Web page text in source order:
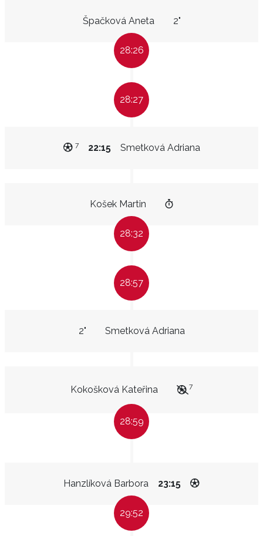
Špačková Aneta 2"
28:26
28:27
Smetková Adriana
22:15
7
Košek Martin
28:32
28:57
Smetková Adriana
2"
Kokošková Kateřina 7
28:59
Hanzlíková Barbora 23:15
29:52